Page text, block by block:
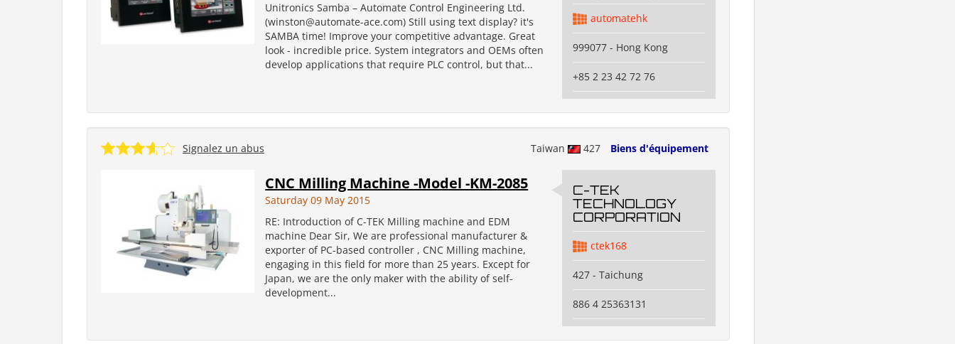
Unitronics Samba – Automate Control Engineering Ltd.
(winston@automate-ace.com) Still using text display? it's
SAMBA time! Improve your competitive advantage. Great
look - incredible price. System integrators and OEMs often
develop applications that require PLC control, but that...
automatehk
999077 - Hong Kong
+85 2 23 42 72 76
Taiwan 427 Biens d'équipement
Signalez un abus
CNC Milling Machine -Model -KM-2085
Saturday 09 May 2015
RE: Introduction of C-TEK Milling machine and EDM
machine Dear Sir, We are professional manufacturer &
exporter of PC-based controller , CNC Milling machine,
engaging in this field for more than 25 years. Except for
Japan, we are the only maker with the ability of self-
development...
C-TEK
TECHNOLOGY
CORPORATION
ctek168
427 - Taichung
886 4 25363131